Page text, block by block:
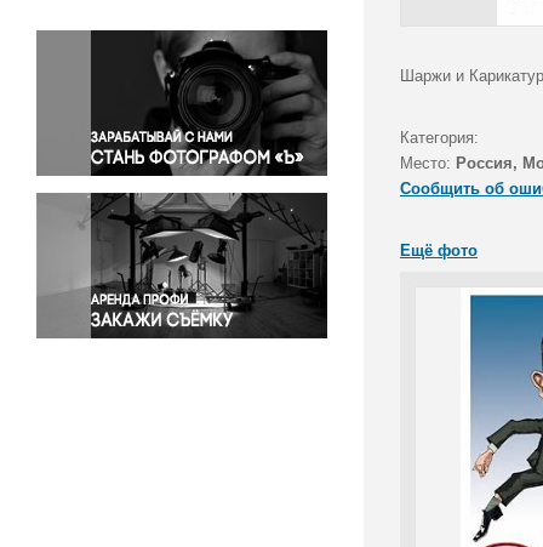
Окружающая среда
Политика
Правосудие
Происшествия и конфликты
Религия
Светская жизнь
Спорт
Экология
Экономика и бизнес
Шаржи и
Категория:
Место: Россия,
Сообщить об
Ещё фото